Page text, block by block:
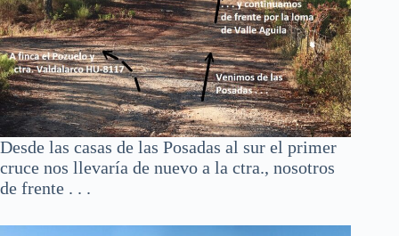
Desde las casas de las Posadas al sur el primer
cruce nos llevaría de nuevo a la ctra., nosotros
de frente . . .